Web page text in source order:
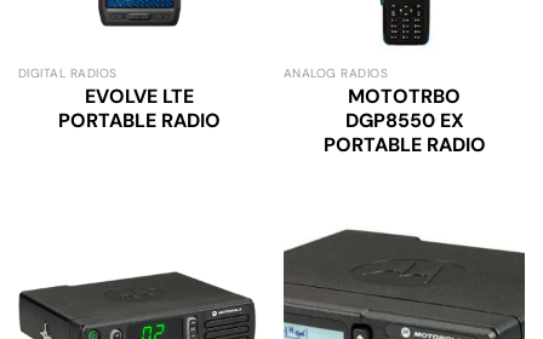
DIGITAL RADIOS
EVOLVE LTE
PORTABLE RADIO
ANALOG RADIOS
MOTOTRBO
DGP8550 EX
PORTABLE RADIO